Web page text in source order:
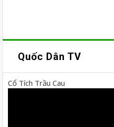
Quốc Dân TV
Cổ Tích Trầu Cau